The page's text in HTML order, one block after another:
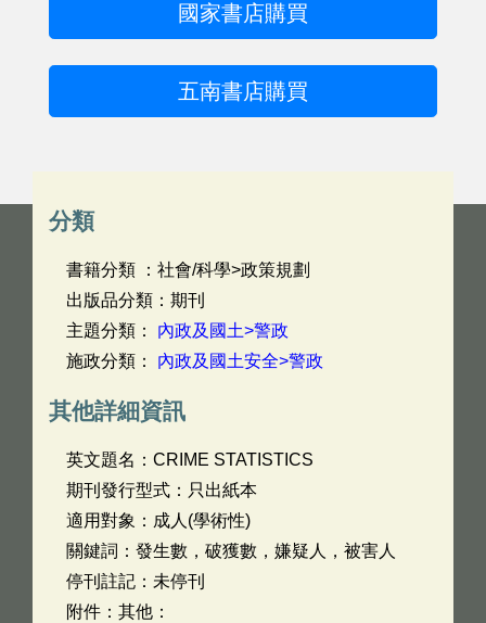
國家書店購買
五南書店購買
分類
書籍分類 ：社會/科學>政策規劃
出版品分類：期刊
主題分類： 內政及國土>警政
施政分類： 內政及國土安全>警政
其他詳細資訊
英文題名： CRIME STATISTICS
期刊發行型式：只出紙本
適用對象：成人(學術性)
關鍵詞：發生數，破獲數，嫌疑人，被害人
停刊註記：未停刊
附件：其他：